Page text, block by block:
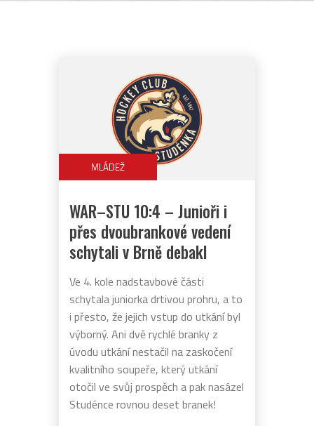
MLÁDEŽ
WAR–STU 10:4 – Junioři i
přes dvoubrankové vedení
schytali v Brně debakl
Ve 4. kole nadstavbové části
schytala juniorka drtivou prohru, a to
i přesto, že jejich vstup do utkání byl
výborný. Ani dvě rychlé branky z
úvodu utkání nestačil na zaskočení
kvalitního soupeře, který utkání
otočil ve svůj prospěch a pak nasázel
Studénce rovnou deset branek!